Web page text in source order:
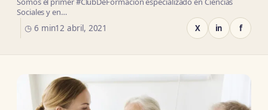
Sociales y en…
◷ 6 min12 abril, 2021 X in f